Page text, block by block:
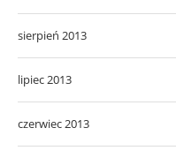
sierpień 2013
lipiec 2013
czerwiec 2013